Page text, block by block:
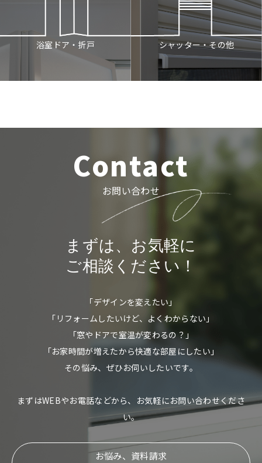
浴室ドア・折戸 シャッター・その他
Contact
お問い合わせ
まずは、お気軽に
ご相談ください！
「デザインを変えたい」
「リフォームしたいけど、よくわからない」
「窓やドアで室温が変わるの？」
「お家時間が増えたから快適な部屋にしたい」
その悩み、ぜひお伺いしたいです。
まずはWEBやお電話などから、お気軽にお問い合わせくださ
い。
お悩み、資料請求